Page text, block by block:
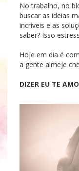
No trabalho, no
buscar as ideias
incríveis e as
saber? Isso
Hoje em dia é
a gente almeje
DIZER EU TE